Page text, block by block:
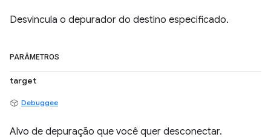
Desvincula o depurador do destino especificado.
PARÂMETROS
target
Debuggee
Alvo de depuração que você quer desconectar.